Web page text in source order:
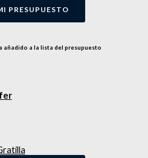
PRESUPUESTO
añadido a la lista del presupuesto